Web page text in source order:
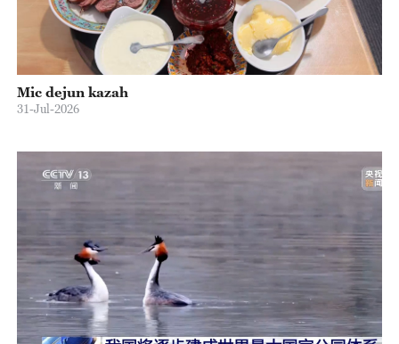
Mic dejun kazah
31-Jul-2026